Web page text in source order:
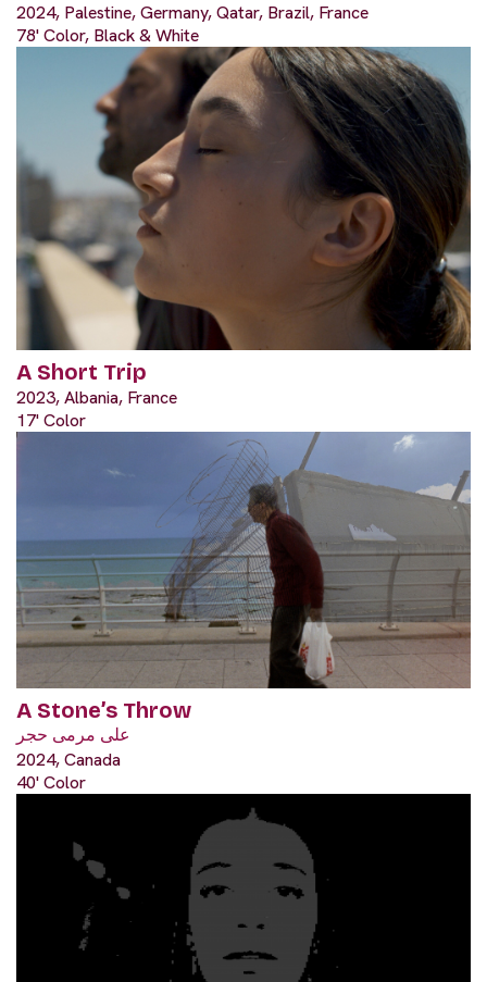
2024, Palestine, Germany, Qatar, Brazil, France
78' Color, Black & White
A Short Trip
2023, Albania, France
17' Color
A Stone’s Throw
على مرمى حجر
2024, Canada
40' Color